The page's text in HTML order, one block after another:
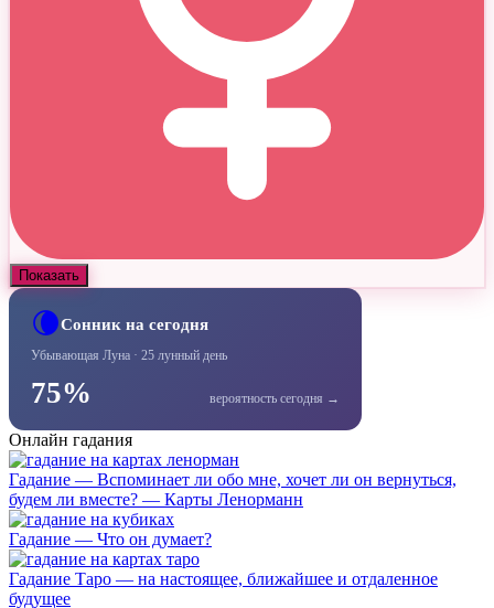
Показать
🌘Сонник на сегодня
Убывающая Луна · 25 лунный день
75% вероятность сегодня →
Онлайн гадания
Гадание — Вспоминает ли обо мне, хочет ли он вернуться,
будем ли вместе? — Карты Ленорманн
Гадание — Что он думает?
Гадание Таро — на настоящее, ближайшее и отдаленное
будущее